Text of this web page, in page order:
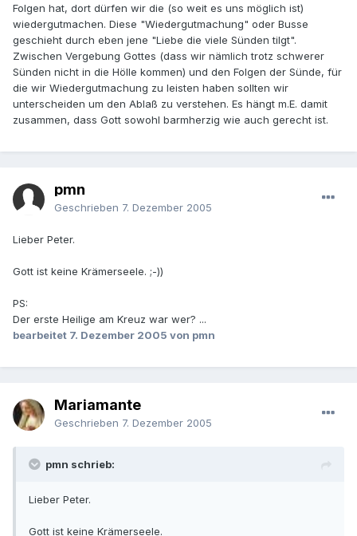
Folgen hat, dort dürfen wir die (so weit es uns möglich ist)
wiedergutmachen. Diese "Wiedergutmachung" oder Busse
geschieht durch eben jene "Liebe die viele Sünden tilgt".
Zwischen Vergebung Gottes (dass wir nämlich trotz schwerer
Sünden nicht in die Hölle kommen) und den Folgen der Sünde, für
die wir Wiedergutmachung zu leisten haben sollten wir
unterscheiden um den Ablaß zu verstehen. Es hängt m.E. damit
zusammen, dass Gott sowohl barmherzig wie auch gerecht ist.
pmn
Geschrieben 7. Dezember 2005
Lieber Peter.
Gott ist keine Krämerseele. ;-))
PS:
Der erste Heilige am Kreuz war wer? ...
bearbeitet 7. Dezember 2005 von pmn
Mariamante
Geschrieben 7. Dezember 2005
pmn schrieb:
Lieber Peter.
Gott ist keine Krämerseele.